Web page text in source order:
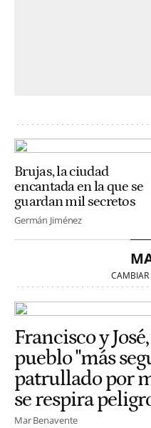
Brujas, la ciudad
encantada en la que se
guardan mil secretos
Germán Jiménez
Francisco y
pueblo "más
patrullado por
se respira
Mar Benavente